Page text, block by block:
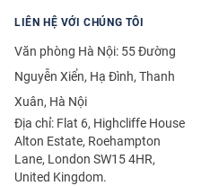
LIÊN HỆ VỚI CHÚNG TÔI
Văn phòng Hà Nội: 55 Đường
Nguyễn Xiển, Hạ Đình, Thanh
Xuân, Hà Nội
Địa chỉ: Flat 6, Highcliffe House
Alton Estate, Roehampton
Lane, London SW15 4HR,
United Kingdom.